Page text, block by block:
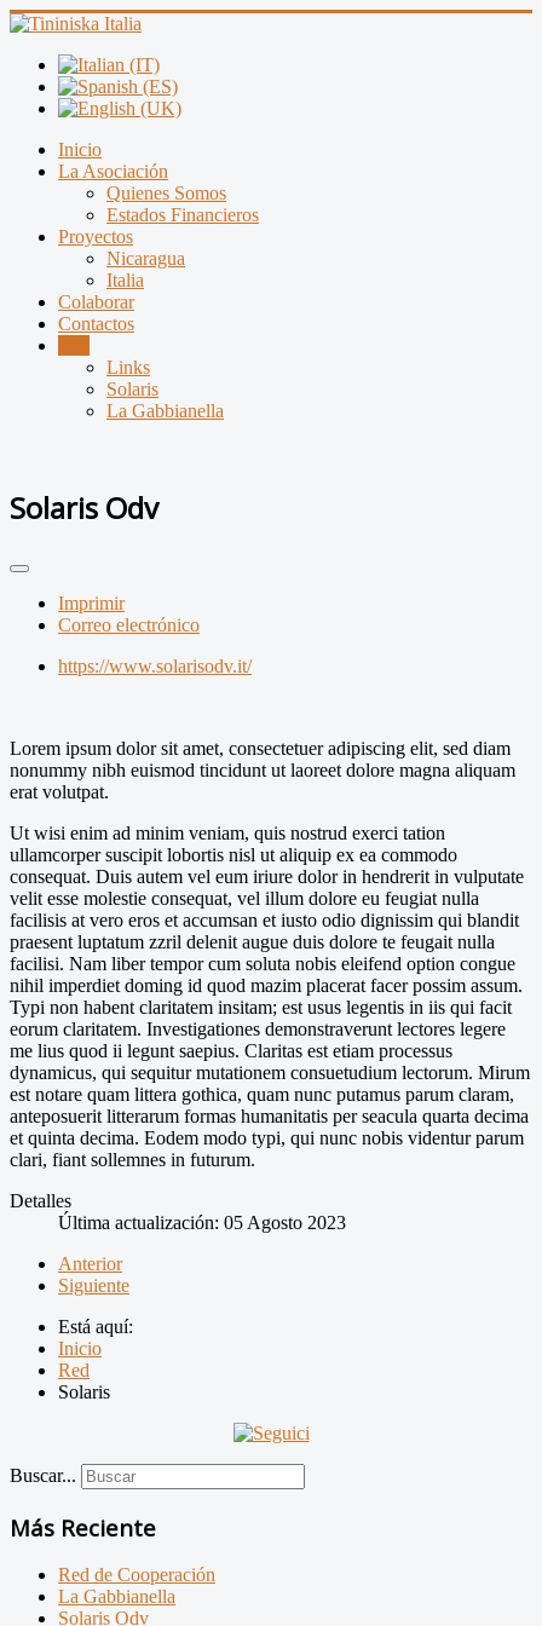
Inicio
La Asociación
Quienes Somos
Estados Financieros
Proyectos
Nicaragua
Italia
Colaborar
Contactos
Links
Solaris
La Gabbianella
Solaris Odv
Imprimir
Correo electrónico
https://www.solarisodv.it/
Lorem ipsum dolor sit amet, consectetuer adipiscing elit, sed diam
nonummy nibh euismod tincidunt ut laoreet dolore magna aliquam
erat volutpat.
Ut wisi enim ad minim veniam, quis nostrud exerci tation
ullamcorper suscipit lobortis nisl ut aliquip ex ea commodo
consequat. Duis autem vel eum iriure dolor in hendrerit in vulputate
velit esse molestie consequat, vel illum dolore eu feugiat nulla
facilisis at vero eros et accumsan et iusto odio dignissim qui blandit
praesent luptatum zzril delenit augue duis dolore te feugait nulla
facilisi. Nam liber tempor cum soluta nobis eleifend option congue
nihil imperdiet doming id quod mazim placerat facer possim assum.
Typi non habent claritatem insitam; est usus legentis in iis qui facit
eorum claritatem. Investigationes demonstraverunt lectores legere
me lius quod ii legunt saepius. Claritas est etiam processus
dynamicus, qui sequitur mutationem consuetudium lectorum. Mirum
est notare quam littera gothica, quam nunc putamus parum claram,
anteposuerit litterarum formas humanitatis per seacula quarta decima
et quinta decima. Eodem modo typi, qui nunc nobis videntur parum
clari, fiant sollemnes in futurum.
Detalles
Última actualización: 05 Agosto 2023
Anterior
Siguiente
Está aquí:
Inicio
Red
Solaris
Buscar...
Más Reciente
Red de Cooperación
La Gabbianella
Solaris Odv